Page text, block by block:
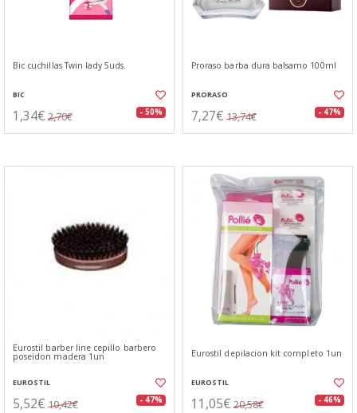
Bic cuchillas Twin lady 5uds.
BIC
1,34€ 2,70€ - 50%
Proraso barba dura balsamo 100ml
PRORASO
7,27€ 13,74€ - 47%
Eurostil barber line cepillo barbero
poseidon madera 1un
EUROSTIL
5,52€ 10,42€ - 47%
Eurostil depilacion kit completo 1un
EUROSTIL
11,05€ 20,58€ - 46%